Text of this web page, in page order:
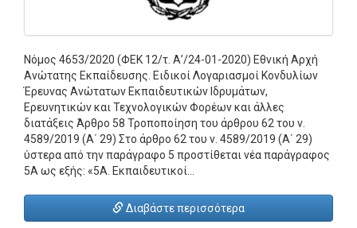
Νόμος 4653/2020 (ΦΕΚ 12/τ. Α’/24-01-2020) Εθνική Αρχή
Ανώτατης Εκπαίδευσης. Ειδικοί Λογαριασμοί Κονδυλίων
Έρευνας Ανώτατων Εκπαιδευτικών Ιδρυμάτων,
Ερευνητικών και Τεχνολογικών Φορέων και άλλες
διατάξεις Άρθρο 58 Τροποποίηση του άρθρου 62 του ν.
4589/2019 (Α΄ 29) Στο άρθρο 62 του ν. 4589/2019 (Α΄ 29)
ύστερα από την παράγραφο 5 προστίθεται νέα παράγραφος
5Α ως εξής: «5Α. Εκπαιδευτικοί…
Διαβάστε περισσότερα